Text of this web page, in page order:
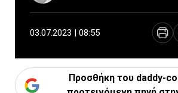
03.07.2023 | 08:55
Προσθήκη του daddy-